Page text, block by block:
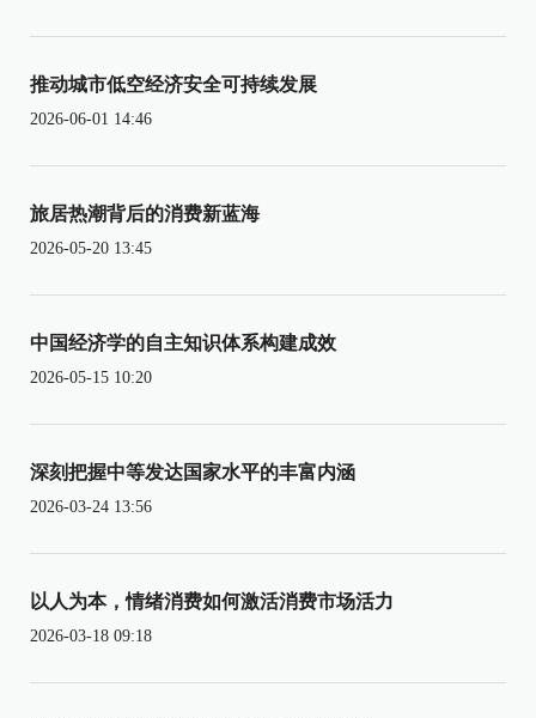
推动城市低空经济安全可持续发展
2026-06-01 14:46
旅居热潮背后的消费新蓝海
2026-05-20 13:45
中国经济学的自主知识体系构建成效
2026-05-15 10:20
深刻把握中等发达国家水平的丰富内涵
2026-03-24 13:56
以人为本，情绪消费如何激活消费市场活力
2026-03-18 09:18